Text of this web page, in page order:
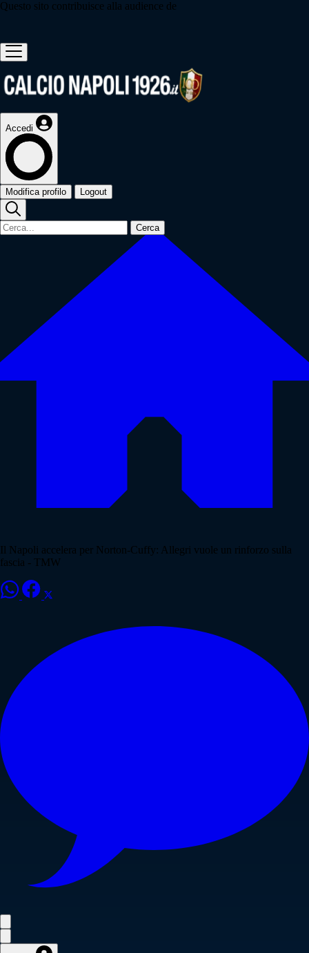
Questo sito contribuisce alla audience de
Accedi
Modifica profilo Logout
Cerca
Il Napoli accelera per Norton-Cuffy: Allegri vuole un rinforzo sulla
fascia - TMW